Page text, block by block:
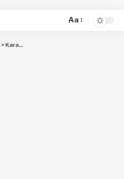
Aa
> Kararlar